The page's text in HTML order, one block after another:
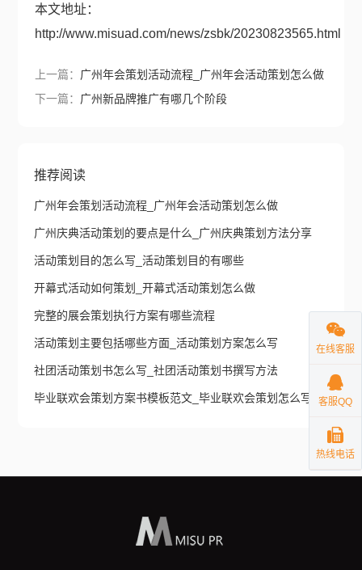
本文地址：
http://www.misuad.com/news/zsbk/20230823565.html
上一篇： 广州年会策划活动流程_广州年会活动策划怎么做
下一篇： 广州新品牌推广有哪几个阶段
推荐阅读
广州年会策划活动流程_广州年会活动策划怎么做
广州庆典活动策划的要点是什么_广州庆典策划方法分享
活动策划目的怎么写_活动策划目的有哪些
开幕式活动如何策划_开幕式活动策划怎么做
完整的展会策划执行方案有哪些流程
活动策划主要包括哪些方面_活动策划方案怎么写
社团活动策划书怎么写_社团活动策划书撰写方法
毕业联欢会策划方案书模板范文_毕业联欢会策划怎么写
在线客服
客服QQ
热线电话